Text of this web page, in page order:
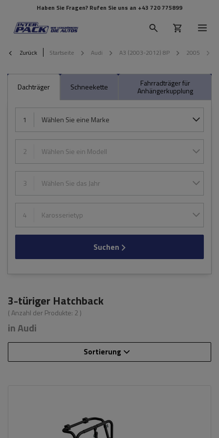
Haben Sie Fragen? Rufen Sie uns an +43 720 775899
Zurück Startseite Audi A3 (2003-2012) 8P 2005
Dachträger Schneekette Fahrradträger für
Anhängerkupplung
1 Wählen Sie eine Marke
2 Wählen Sie ein Modell
3 Wählen Sie das Jahr
4 Karosserietyp
Suchen
3-türiger Hatchback
( Anzahl der Produkte: 2 )
in Audi
Sortierung
universelles Montagesystem
kompatibel mit allen Karosseriearten